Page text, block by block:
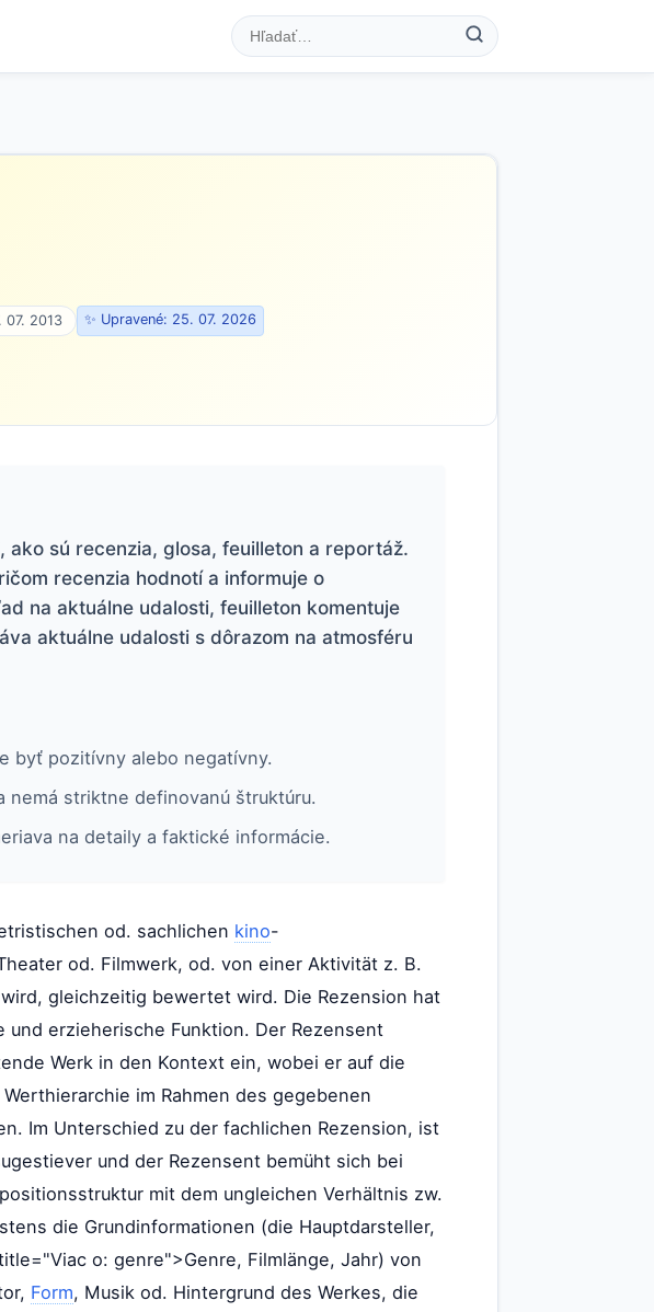
07. 2013 ✨ Upravené: 25. 07. 2026
sú recenzia, glosa, feuilleton a reportáž.
recenzia hodnotí a informuje o
na aktuálne udalosti, feuilleton komentuje
aktuálne udalosti s dôrazom na atmosféru
byť pozitívny alebo negatívny.
nemá striktne definovanú štruktúru.
na detaily a faktické informácie.
od. sachlichen kino-
od. Filmwerk, od. von einer Aktivität z. B.
gleichzeitig bewertet wird. Die Rezension hat
erzieherische Funktion. Der Rezensent
Werk in den Kontext ein, wobei er auf die
im Rahmen des gegebenen
Im Unterschied zu der fachlichen Rezension, ist
und der Rezensent bemüht sich bei
mit dem ungleichen Verhältnis zw.
die Grundinformationen (die Hauptdarsteller,
o: genre">Genre, Filmlänge, Jahr) von
Form, Musik od. Hintergrund des Werkes, die